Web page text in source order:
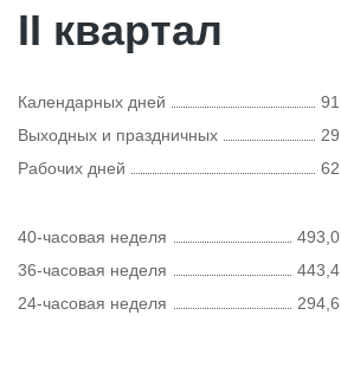
II квартал
Календарных дней
91
Выходных и праздничных
29
Рабочих дней
62
40-часовая неделя
493,0
36-часовая неделя
443,4
24-часовая неделя
294,6